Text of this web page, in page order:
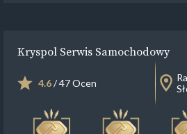
Kryspol Serwis Samochodowy
4.6/ 47 Ocen